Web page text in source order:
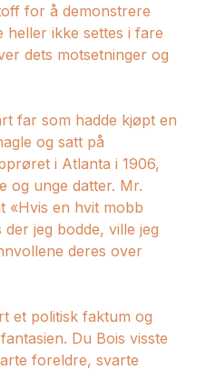
for å demonstrere
heller ikke settes i fare
dets motsetninger og
far som hadde kjøpt en
og satt på
i Atlanta i 1906,
og unge datter. Mr.
«Hvis en hvit mobb
jeg bodde, ville jeg
deres over
et politisk faktum og
Du Bois visste
foreldre, svarte